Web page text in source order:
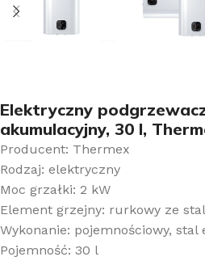
Elektryczny
akumulacyjny, 30 l,
Producent: Thermex
Rodzaj: elektryczny
Moc grzałki: 2 kW
Element grzejny: rurkowy ze
Wykonanie: pojemnościowy, stal
Pojemność: 30 l